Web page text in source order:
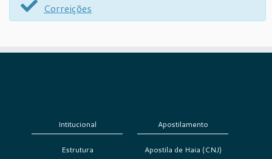
Correições
Intitucional
Estrutura
Apostilamento
Apostila de Haia (CNJ)